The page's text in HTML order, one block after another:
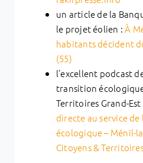
un article de la
le projet éolien :À
habitants décident
(55)
l’excellent podcast
transition
Territoires Grand-Est
directe au service
écologique – Ménil-
Citoyens &